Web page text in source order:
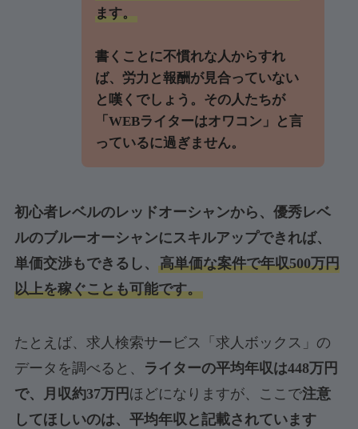
ます。
書くことに不慣れな人からすれ
ば、労力と報酬が見合っていない
と嘆くでしょう。その人たちが
「WEBライターはオワコン」と言
っているに過ぎません。
初心者レベルのレッドオーシャンから、優秀レベ
ルのブルーオーシャンにスキルアップできれば、
単価交渉もできるし、 高単価な案件で年収500万円
以上を稼ぐことも可能です。
たとえば、求人検索サービス「求人ボックス」の
データを調べると、
ライターの平均年収は448万円
で、月収約37万円 ほどになりますが、ここで注意
してほしいのは、平均年収と記載されています